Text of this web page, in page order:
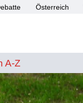
Österreich
A bis Z
A-Z